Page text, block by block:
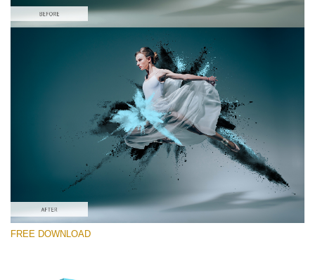
Lütfen seçin
Free PNG Overlay #5
Small 800*533px
Color Powder
Large 6000*4000px
FREE DOWNLOAD